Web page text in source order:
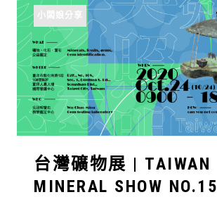
小闆娘分享
台灣礦物展 | TAIWAN
MINERAL SHOW NO.15